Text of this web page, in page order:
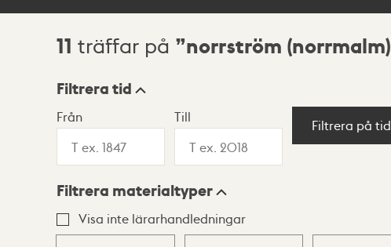
Sökresultat
11 träffar på norrström (norrmalm)
Visningsläge
Lista Karta
Filtrera tid
Från Till
Filtrera på tid
Filtrera materialtyper
Visa inte lärarhandledningar